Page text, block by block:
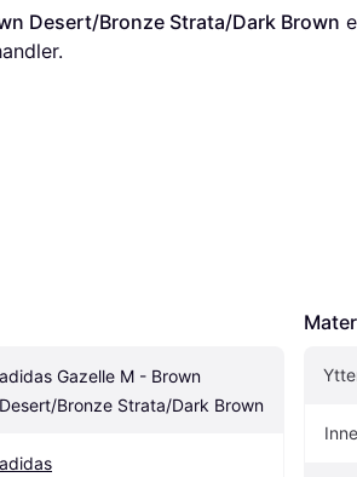
Desert/Bronze Strata/Dark Brown
adidas Gazelle M - Brown
Desert/Bronze Strata/Dark Brown
adidas